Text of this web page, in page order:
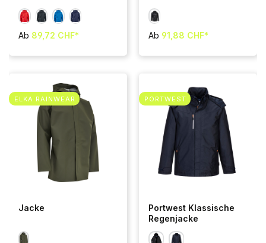
Ab 89,72 CHF* Ab 91,88 CHF*
ELKA RAINWEAR
Jacke
PORTWEST
Portwest Klassische
Regenjacke